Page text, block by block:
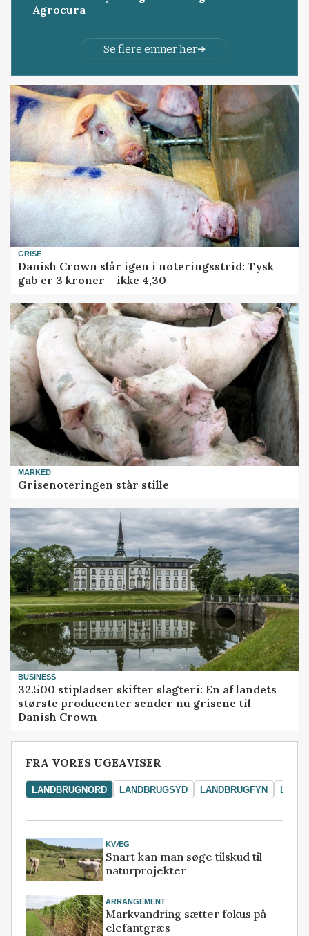
Agrocura
Se flere emner her
GRISE
Danish Crown slår igen i noteringsstrid: Tysk
gab er 3 kroner – ikke 4,30
MARKED
Grisenoteringen står stille
BUSINESS
32.500 stipladser skifter slagteri: En af landets
største producenter sender nu grisene til
Danish Crown
FRA VORES UGEAVISER
LANDBRUGNORD LANDBRUGSYD LANDBRUGFYN
KVÆG
Snart kan man søge tilskud til
naturprojekter
ARRANGEMENT
Markvandring sætter fokus på
elefantgræs